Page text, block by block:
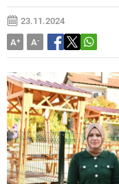
23.11.2024
A+ A-